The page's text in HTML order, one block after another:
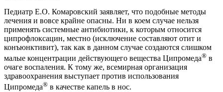
Педиатр Е.О. Комаровский заявляет, что подобные методы
лечения и вовсе крайне опасны. Ни в коем случае нельзя
применять системные антибиотики, к которым относится
ципрофлоксацин, местно (исключение составляют отит и
конъюнктивит), так как в данном случае создаются слишком
малые концентрации действующего вещества Ципромеда® в
очаге воспаления. К тому же, всемирная организация
здравоохранения выступает против использования
Ципромеда® в качестве капель в нос.